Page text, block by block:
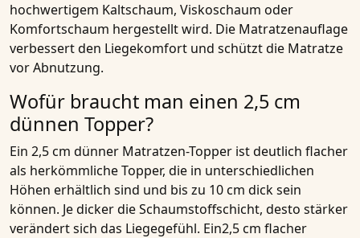
hochwertigem Kaltschaum, Viskoschaum oder
Komfortschaum hergestellt wird. Die Matratzenauflage
verbessert den Liegekomfort und schützt die Matratze
vor Abnutzung.
Wofür braucht man einen 2,5 cm
dünnen Topper?
Ein 2,5 cm dünner Matratzen-Topper ist deutlich flacher
als herkömmliche Topper, die in unterschiedlichen
Höhen erhältlich sind und bis zu 10 cm dick sein
können. Je dicker die Schaumstoffschicht, desto stärker
verändert sich das Liegegefühl. Ein2,5 cm flacher